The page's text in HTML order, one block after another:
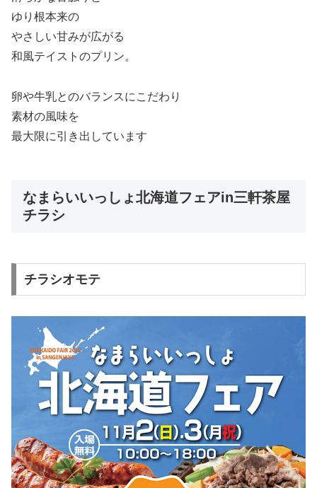
ゆり根本来の
やさしい甘みが広がる
和風テイストのプリン。
卵や牛乳とのバランスにこだわり
素材の風味を
最大限に引き出しています
なまらいいっしょ北海道フェアin三軒茶屋
チラシ
チラシオモテ